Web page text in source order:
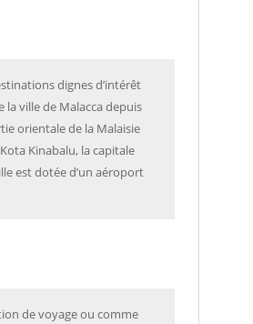
dignes d’intérêt
ville de Malacca depuis
orientale de la Malaisie
Kinabalu, la capitale
est dotée d’un aéroport
de voyage ou comme